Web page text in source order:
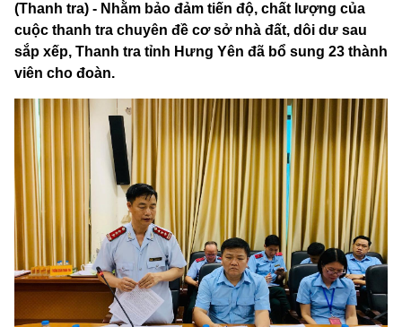
(Thanh tra) - Nhằm bảo đảm tiến độ, chất lượng của
cuộc thanh tra chuyên đề cơ sở nhà đất, dôi dư sau
sắp xếp, Thanh tra tỉnh Hưng Yên đã bổ sung 23 thành
viên cho đoàn.